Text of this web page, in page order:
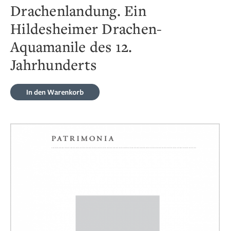
Drachenlandung. Ein
Hildesheimer Drachen-
Aquamanile des 12.
Jahrhunderts
In den Warenkorb